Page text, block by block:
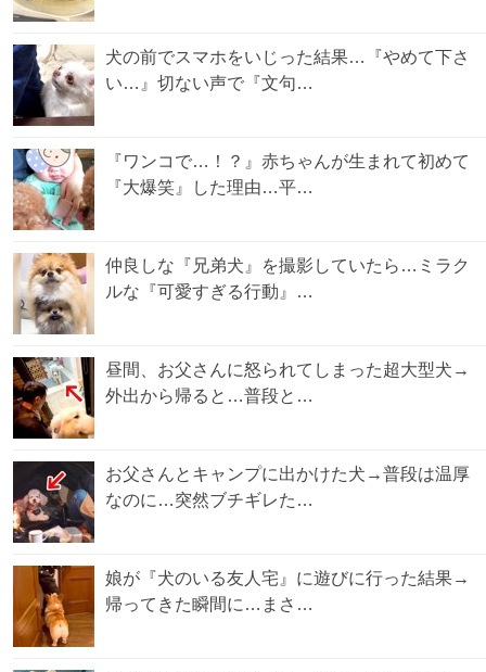
犬の前でスマホをいじった結果…『やめて下さ
い…』切ない声で『文句…
『ワンコで…！？』赤ちゃんが生まれて初めて
『大爆笑』した理由…平…
仲良しな『兄弟犬』を撮影していたら…ミラク
ルな『可愛すぎる行動』…
昼間、お父さんに怒られてしまった超大型犬→
外出から帰ると…普段と…
お父さんとキャンプに出かけた犬→普段は温厚
なのに…突然ブチギレた…
娘が『犬のいる友人宅』に遊びに行った結果→
帰ってきた瞬間に…まさ…